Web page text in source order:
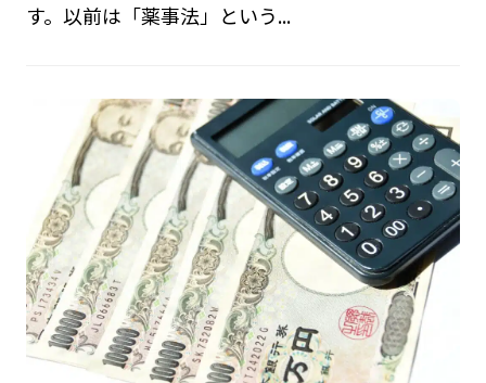
す。以前は「薬事法」という...